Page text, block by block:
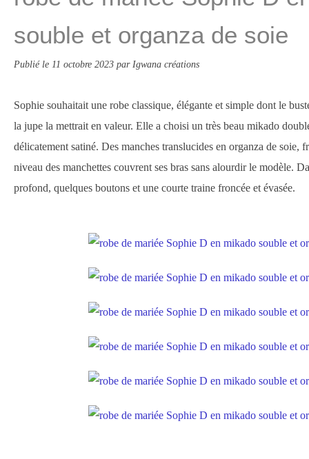
souble et organza de soie
Publié le 11 octobre 2023 par Igwana créations
Sophie souhaitait une robe classique, élégante et simple dont le
la jupe la mettrait en valeur. Elle a choisi un très beau mikado
délicatement satiné. Des manches translucides en organza de soie,
niveau des manchettes couvrent ses bras sans alourdir le modèle.
profond, quelques boutons et une courte traine froncée et évasée.